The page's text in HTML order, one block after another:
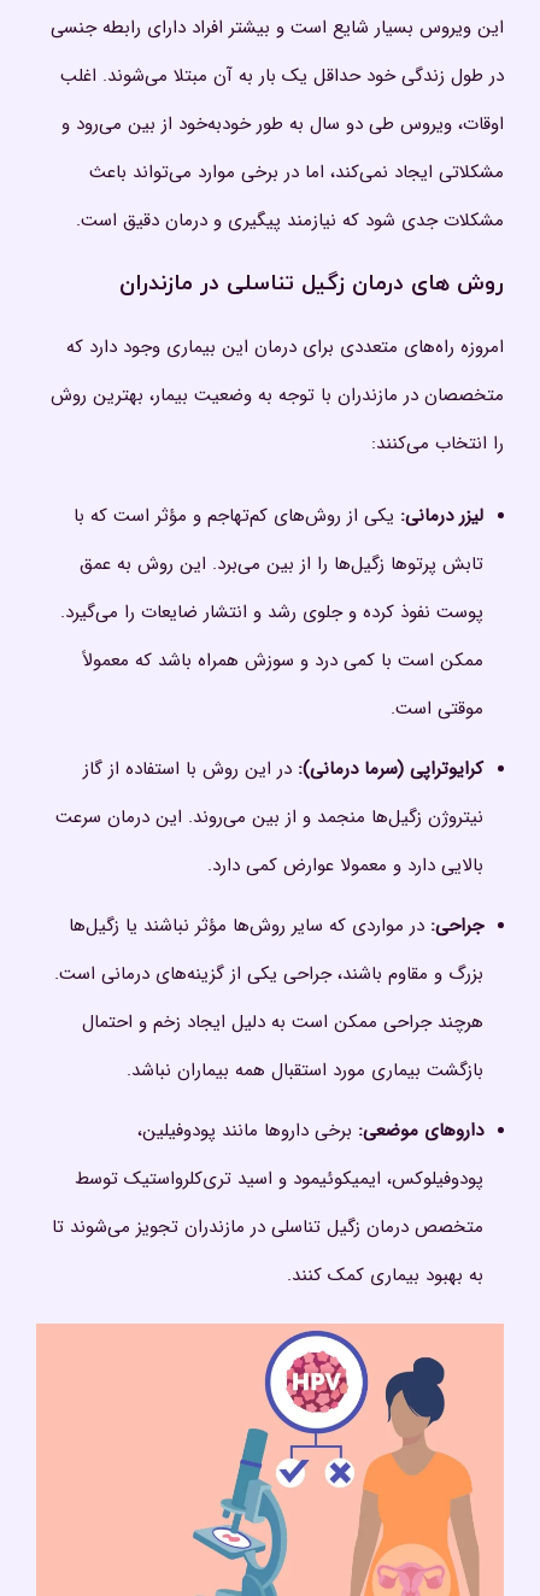
این ویروس بسیار شایع است و بیشتر افراد دارای رابطه جنسی
در طول زندگی خود حداقل یک بار به آن مبتلا می‌شوند. اغلب
اوقات، ویروس طی دو سال به طور خودبه‌خود از بین می‌رود و
مشکلاتی ایجاد نمی‌کند، اما در برخی موارد می‌تواند باعث
مشکلات جدی شود که نیازمند پیگیری و درمان دقیق است.
روش‌ های درمان زگیل تناسلی در مازندران
امروزه راه‌های متعددی برای درمان این بیماری وجود دارد که
متخصصان در مازندران با توجه به وضعیت بیمار، بهترین روش
را انتخاب می‌کنند:
لیزر درمانی: یکی از روش‌های کم‌تهاجم و مؤثر است که با
تابش پرتوها زگیل‌ها را از بین می‌برد. این روش به عمق
پوست نفوذ کرده و جلوی رشد و انتشار ضایعات را می‌گیرد.
ممکن است با کمی درد و سوزش همراه باشد که معمولاً
موقتی است.
کرایوتراپی (سرما درمانی): در این روش با استفاده از گاز
نیتروژن زگیل‌ها منجمد و از بین می‌روند. این درمان سرعت
بالایی دارد و معمولا عوارض کمی دارد.
جراحی: در مواردی که سایر روش‌ها مؤثر نباشند یا زگیل‌ها
بزرگ و مقاوم باشند، جراحی یکی از گزینه‌های درمانی است.
هرچند جراحی ممکن است به دلیل ایجاد زخم و احتمال
بازگشت بیماری مورد استقبال همه بیماران نباشد.
داروهای موضعی: برخی داروها مانند پودوفیلین،
پودوفیلوکس، ایمیکوئیمود و اسید تری‌کلرواستیک توسط
متخصص درمان زگیل تناسلی در مازندران تجویز می‌شوند تا
به بهبود بیماری کمک کنند.